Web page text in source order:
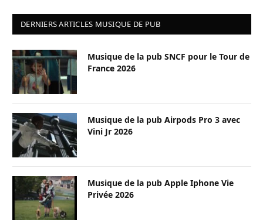
DERNIERS ARTICLES MUSIQUE DE PUB
Musique de la pub SNCF pour le Tour de
France 2026
Musique de la pub Airpods Pro 3 avec
Vini Jr 2026
Musique de la pub Apple Iphone Vie
Privée 2026